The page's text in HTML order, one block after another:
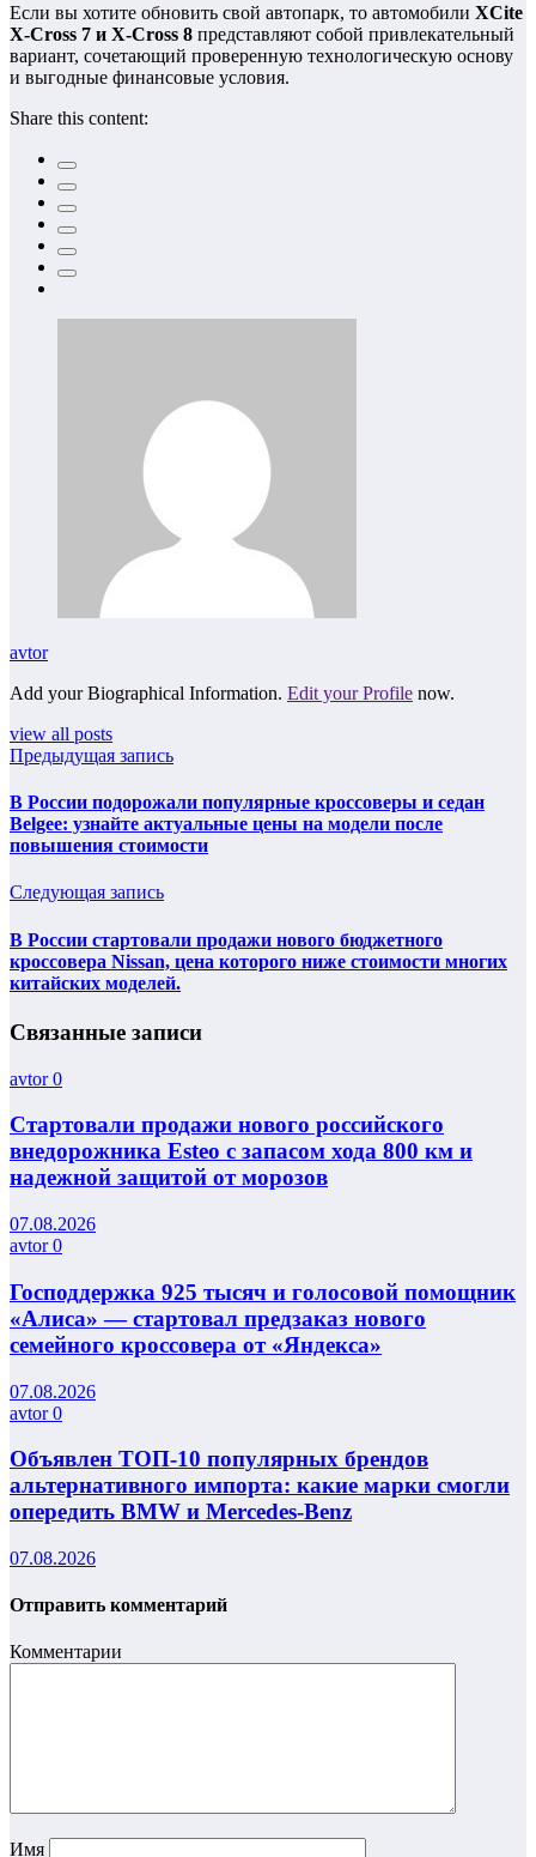
Если вы хотите обновить свой автопарк, то автомобили XCite
X-Cross 7 и X-Cross 8 представляют собой привлекательный
вариант, сочетающий проверенную технологическую основу
и выгодные финансовые условия.
Share this content:
avtor
Add your Biographical Information. Edit your Profile now.
view all posts
Предыдущая запись
В России подорожали популярные кроссоверы и седан
Belgee: узнайте актуальные цены на модели после
повышения стоимости
Следующая запись
В России стартовали продажи нового бюджетного
кроссовера Nissan, цена которого ниже стоимости многих
китайских моделей.
Связанные записи
avtor0
Стартовали продажи нового российского
внедорожника Esteo с запасом хода 800 км и
надежной защитой от морозов
07.08.2026
avtor0
Господдержка 925 тысяч и голосовой помощник
«Алиса» — стартовал предзаказ нового
семейного кроссовера от «Яндекса»
07.08.2026
avtor0
Объявлен ТОП-10 популярных брендов
альтернативного импорта: какие марки смогли
опередить BMW и Mercedes-Benz
07.08.2026
Отправить комментарий
Комментарии
Имя